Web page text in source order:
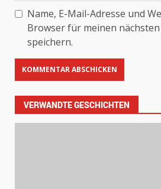
Name, E-Mail-Adresse und
Browser für meinen
speichern.
VERWANDTE GESCHICHTEN